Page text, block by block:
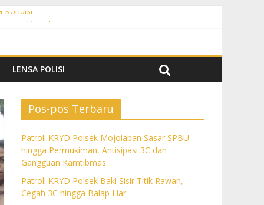
Kondisi
Gangguan Kamtibmas
Kamtibmas
LENSA POLISI
Pos-pos Terbaru
Patroli KRYD Polsek Mojolaban Sasar SPBU
hingga Permukiman, Antisipasi 3C dan
Gangguan Kamtibmas
Patroli KRYD Polsek Baki Sisir Titik Rawan,
Cegah 3C hingga Balap Liar